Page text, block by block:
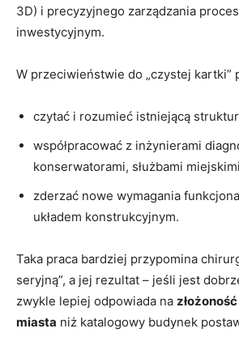
3D) i precyzyjnego zarządzania
inwestycyjnym.
W przeciwieństwie do „czystej kartki”
czytać i rozumieć istniejącą
współpracować z inżynierami
konserwatorami, służbami
zderzać nowe wymagania
układem konstrukcyjnym.
Taka praca bardziej przypomina
seryjną”, a jej rezultat – jeśli jest
zwykle lepiej odpowiada na
miasta niż katalogowy budynek